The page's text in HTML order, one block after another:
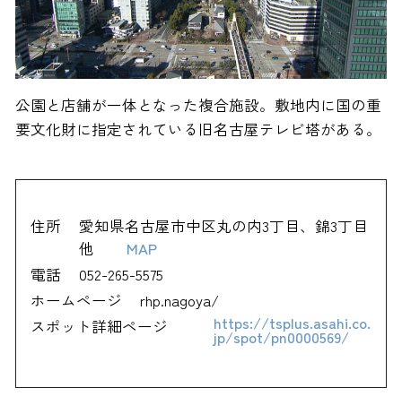
公園と店舗が一体となった複合施設。敷地内に国の重
要文化財に指定されている旧名古屋テレビ塔がある。
住所
愛知県名古屋市中区丸の内3丁目、錦3丁目
他
MAP
電話
052-265-5575
ホームページ
rhp.nagoya/
スポット詳細ページ
https://tsplus.asahi.co.
jp/spot/pn0000569/